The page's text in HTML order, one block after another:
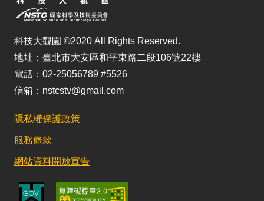
科技大觀園 ©2020 All Rights Reserved.
地址：臺北市大安區和平東路二段106號22樓
電話：02-25056789 #5526
信箱：nstcstv@gmail.com
隱私權保護政策
服務條款
網站資料開放宣告